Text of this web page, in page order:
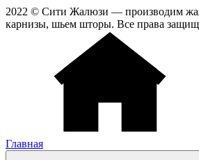
2022 © Сити Жалюзи — производим
карнизы, шьем шторы. Все права
Главная